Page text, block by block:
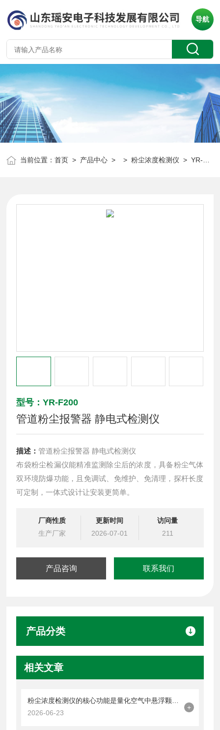
导航
当前位置：首页 > 产品中心 > >粉尘浓度检测仪 > YR-F200管道粉尘报警器 静电式检测仪
型号：YR-F200
管道粉尘报警器 静电式检测仪
描述：管道粉尘报警器 静电式检测仪
布袋粉尘检漏仪能精准监测除尘后的浓度，具备粉尘气体
双环境防爆功能，且免调试、免维护、免清理，探杆长度
可定制，一体式设计让安装更简单。
厂商性质
生产厂家
更新时间
2026-07-01
访问量
211
产品咨询 联系我们
产品分类
相关文章
2026-06-23
+